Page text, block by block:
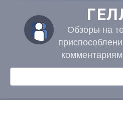
контенту
Обзоры на
Поиск: